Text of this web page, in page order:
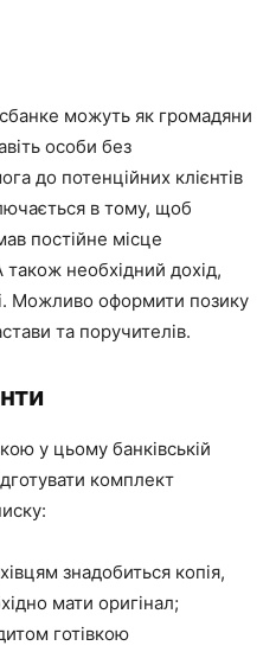
можуть як громадяни
особи без
до потенційних клієнтів
в тому, щоб
постійне місце
необхідний дохід,
Можливо оформити позику
та поручителів.
у цьому банківській
комплект
знадобиться копія,
мати оригінал;
готівкою